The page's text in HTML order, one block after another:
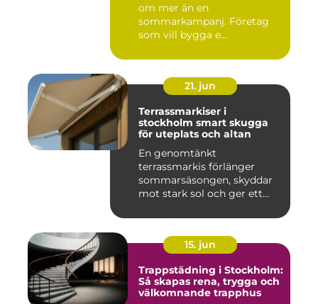
om mer än en
sommarkampanj. Företag
som vill bygga e...
21. jun
Terrassmarkiser i
stockholm smart skugga
för uteplats och altan
En genomtänkt
terrassmarkis förlänger
sommarsäsongen, skyddar
mot stark sol och ger ett
15. jun
Trappstädning i Stockholm:
Så skapas rena, trygga och
välkomnande trapphus